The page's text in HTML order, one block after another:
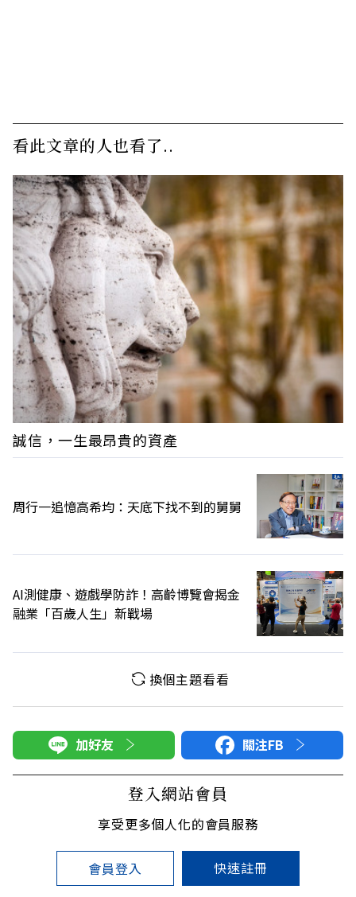
看此文章的人也看了..
誠信，一生最昂貴的資產
周行一追憶高希均：天底下找不到的舅舅
AI測健康、遊戲學防詐！高齡博覽會揭金
融業「百歲人生」新戰場
換個主題看看
加好友 關注FB
登入網站會員
享受更多個人化的會員服務
會員登入 快速註冊